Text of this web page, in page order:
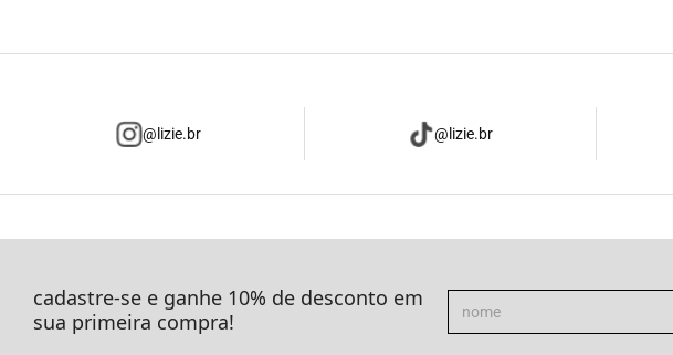
@lizie.br @lizie.br
cadastre-se e ganhe 10% de desconto em
sua primeira compra!